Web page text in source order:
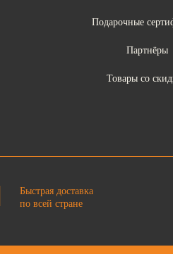
Подарочные
Партнёры
Товары со
Быстрая доставка
по всей стране